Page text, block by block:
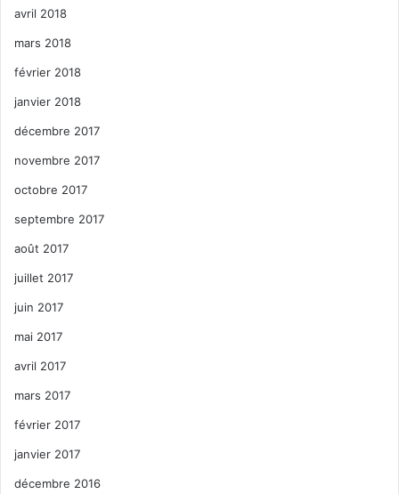
flipper
avril 2018
mars 2018
février 2018
janvier 2018
décembre 2017
novembre 2017
octobre 2017
septembre 2017
août 2017
juillet 2017
juin 2017
mai 2017
avril 2017
mars 2017
février 2017
janvier 2017
décembre 2016